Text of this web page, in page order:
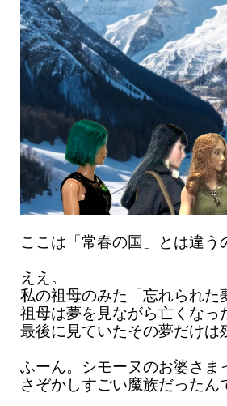
ここは「常春の国」とは違う
ええ。
私の祖母のみた「忘れられた
祖母は夢を見ながら亡くなっ
最後に見ていたその夢だけは
ふーん。シモーヌのお婆さま
さぞかしすごい魔族だったん